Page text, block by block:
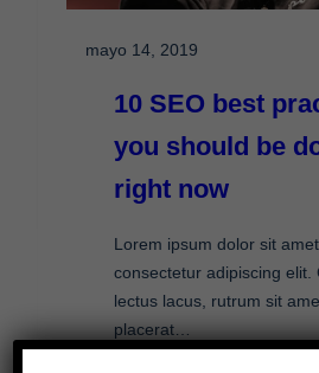
mayo 14, 2019
10 SEO best
you should be
right now
Lorem ipsum dolor sit amet,
consectetur adipiscing elit.
lectus lacus, rutrum sit
placerat…